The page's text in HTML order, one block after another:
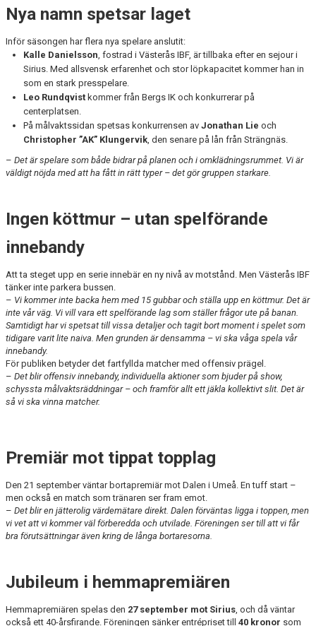
Nya namn spetsar laget
Inför säsongen har flera nya spelare anslutit:
Kalle Danielsson, fostrad i Västerås IBF, är tillbaka efter en sejour i
Sirius. Med allsvensk erfarenhet och stor löpkapacitet kommer han in
som en stark presspelare.
Leo Rundqvist kommer från Bergs IK och konkurrerar på
centerplatsen.
På målvaktssidan spetsas konkurrensen av Jonathan Lie och
Christopher ”AK” Klungervik, den senare på lån från Strängnäs.
– Det är spelare som både bidrar på planen och i omklädningsrummet. Vi är
väldigt nöjda med att ha fått in rätt typer – det gör gruppen starkare.
Ingen köttmur – utan spelförande
innebandy
Att ta steget upp en serie innebär en ny nivå av motstånd. Men Västerås IBF
tänker inte parkera bussen.
– Vi kommer inte backa hem med 15 gubbar och ställa upp en köttmur. Det är
inte vår väg. Vi vill vara ett spelförande lag som ställer frågor ute på banan.
Samtidigt har vi spetsat till vissa detaljer och tagit bort moment i spelet som
tidigare varit lite naiva. Men grunden är densamma – vi ska våga spela vår
innebandy.
För publiken betyder det fartfyllda matcher med offensiv prägel.
– Det blir offensiv innebandy, individuella aktioner som bjuder på show,
schyssta målvaktsräddningar – och framför allt ett jäkla kollektivt slit. Det är
så vi ska vinna matcher.
Premiär mot tippat topplag
Den 21 september väntar bortapremiär mot Dalen i Umeå. En tuff start –
men också en match som tränaren ser fram emot.
– Det blir en jätterolig värdemätare direkt. Dalen förväntas ligga i toppen, men
vi vet att vi kommer väl förberedda och utvilade. Föreningen ser till att vi får
bra förutsättningar även kring de långa bortaresorna.
Jubileum i hemmapremiären
Hemmapremiären spelas den 27 september mot Sirius, och då väntar
också ett 40-årsfirande. Föreningen sänker entrépriset till 40 kronor som